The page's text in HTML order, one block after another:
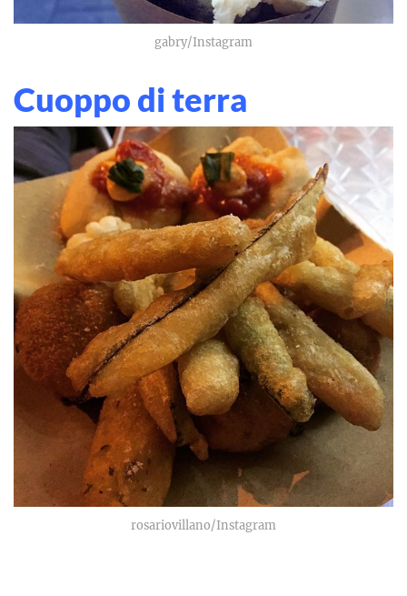
gabry/Instagram
Cuoppo di terra
rosariovillano/Instagram